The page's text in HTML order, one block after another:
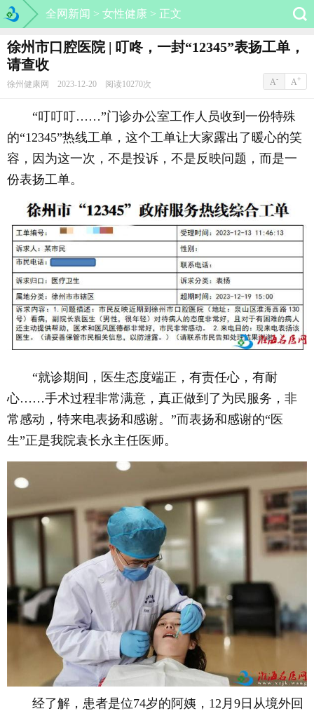
全网新闻 > 女性健康 > 正文
徐州市口腔医院 | 叮咚，一封“12345”表扬工单，
请查收
徐州健康网 2023-12-20 阅读10270次 A- A+
“叮叮叮……”门诊办公室工作人员收到一份特殊
的“12345”热线工单，这个工单让大家露出了暖心的笑
容，因为这一次，不是投诉，不是反映问题，而是一
份表扬工单。
“就诊期间，医生态度端正，有责任心，有耐
心……手术过程非常满意，真正做到了为民服务，非
常感动，特来电表扬和感谢。”而表扬和感谢的“医
生”正是我院袁长永主任医师。
经了解，患者是位74岁的阿姨，12月9日从境外回